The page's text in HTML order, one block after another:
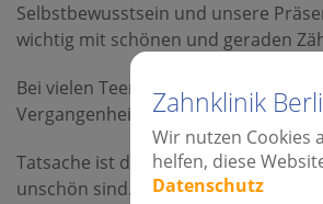
Zahnklinik
Wir nutzen Cookies
helfen, diese
Datenschutz
Selbstbewusstsein und unsere
wichtig mit schönen und geraden
Bei vielen Teenies löst das Tragen
Vergangenheit für diesen Makel
Tatsache ist doch, dass eine
unschön sind. Nein, schiefe Zähne